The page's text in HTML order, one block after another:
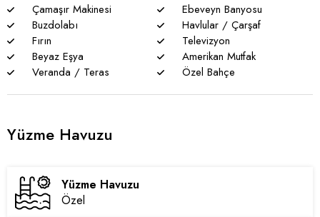
Çamaşır Makinesi
Ebeveyn Banyosu
Buzdolabı
Havlular / Çarşaf
Fırın
Televizyon
Beyaz Eşya
Amerikan Mutfak
Veranda / Teras
Özel Bahçe
Yüzme Havuzu
Yüzme Havuzu
Özel